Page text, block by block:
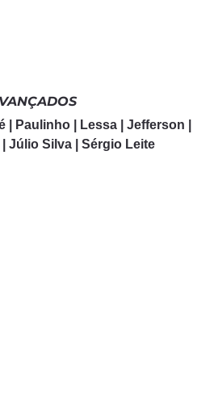
| Paulinho | Lessa | Jefferson |
Júlio Silva | Sérgio Leite